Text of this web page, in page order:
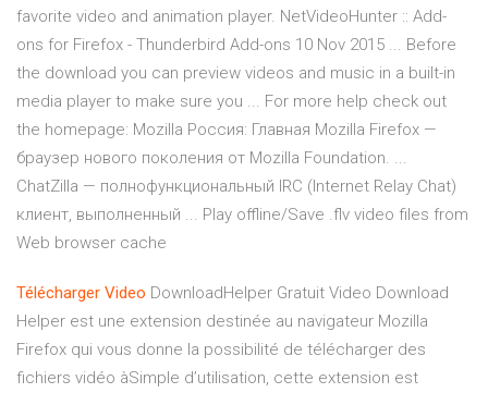
favorite video and animation player. NetVideoHunter :: Add-
ons for Firefox - Thunderbird Add-ons 10 Nov 2015 ... Before
the download you can preview videos and music in a built-in
media player to make sure you ... For more help check out
the homepage: Mozilla Россия: Главная Mozilla Firefox —
браузер нового поколения от Mozilla Foundation. ...
ChatZilla — полнофункциональный IRC (Internet Relay Chat)
клиент, выполненный ... Play offline/Save .flv video files from
Web browser cache
Télécharger Video DownloadHelper Gratuit Video Download
Helper est une extension destinée au navigateur Mozilla
Firefox qui vous donne la possibilité de télécharger des
fichiers vidéo àSimple d’utilisation, cette extension est